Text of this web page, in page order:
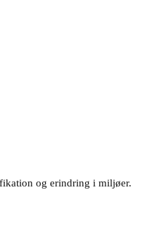
og erindring i miljøer.